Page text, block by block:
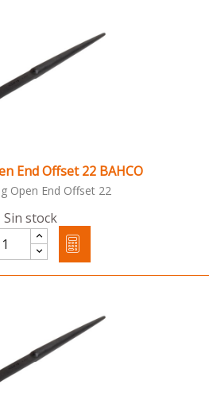
End Offset 22 BAHCO
Open End Offset 22
Sin stock